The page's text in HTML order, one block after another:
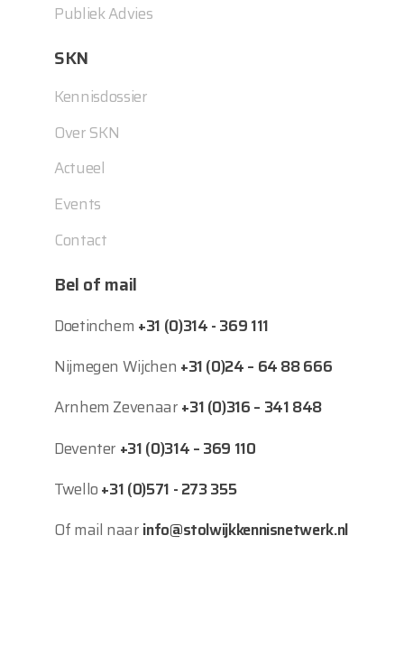
Publiek Advies
SKN
Kennisdossier
Over SKN
Actueel
Events
Contact
Bel of mail
Doetinchem +31 (0)314 - 369 111
Nijmegen Wijchen +31 (0)24 – 64 88 666
Arnhem Zevenaar+31 (0)316 – 341 848
Deventer +31 (0)314 – 369 110
Twello+31 (0)571 - 273 355
Of mail naarinfo@stolwijkkennisnetwerk.nl